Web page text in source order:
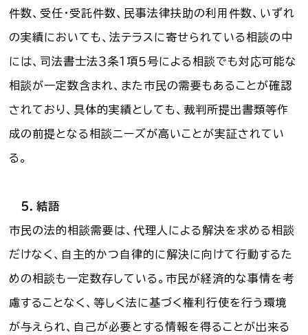
件数、受任・受託件数、民事法律扶助の利用件数、いずれ
の実績においても、法テラスに寄せられている相談の中
には、司法書士法３条１項５号による相談でも対応可能な
相談が一定数含まれ、また市民の需要もあることが確認
されており、具体的実績としても、裁判所提出書類等作
成の前提となる相談ニーズが高いことが実証されてい
る。
５．結語
市民の法的相談需要は、代理人による解決を求める相談
だけなく、自主的かつ自律的に解決に向けて行動するた
めの相談も一定数存している。市民が経済的な事情を考
慮することなく、等しく法に基づく権利行使を行う環境
が与えられ、自己が必要とする情報を得ることが出来る